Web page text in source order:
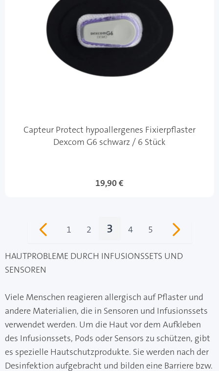
Capteur Protect hypoallergenes Fixierpflaster
Dexcom G6 schwarz / 6 Stück
19,90 €
Seite
1 Seite
2 Sie lesen gerade Seite
3 Seite
4 Seite
5
HAUTPROBLEME DURCH INFUSIONSSETS UND
SENSOREN
Viele Menschen reagieren allergisch auf Pflaster und
andere Materialien, die in Sensoren und Infusionssets
verwendet werden. Um die Haut vor dem Aufkleben
des Infusionssets, Pods oder Sensors zu schützen, gibt
es spezielle Hautschutzprodukte. Sie werden nach der
Desinfektion aufgebracht und bilden eine Barriere bzw.